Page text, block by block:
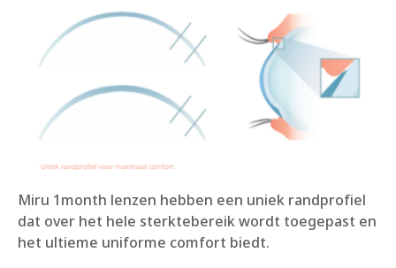
Miru 1month lenzen hebben een uniek randprofiel
dat over het hele sterktebereik wordt toegepast en
het ultieme uniforme comfort biedt.